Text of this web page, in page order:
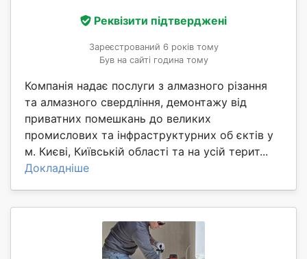
Реквізити підтверджені
Зареєстрований 6 років тому
Був на сайті година тому
Компанія надає послуги з алмазного різання
та алмазного свердління, демонтажу від
приватних помешкань до великих
промислових та інфраструктурних об єктів у
м. Києві, Київській області та на усій терит...
Докладніше